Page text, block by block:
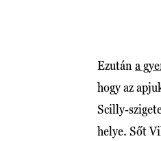
Ezután a
hogy az
Scilly-
helye. Sőt